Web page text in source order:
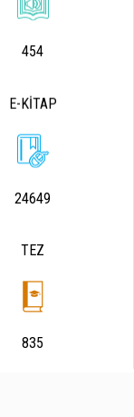
454
E-KİTAP
24649
TEZ
835